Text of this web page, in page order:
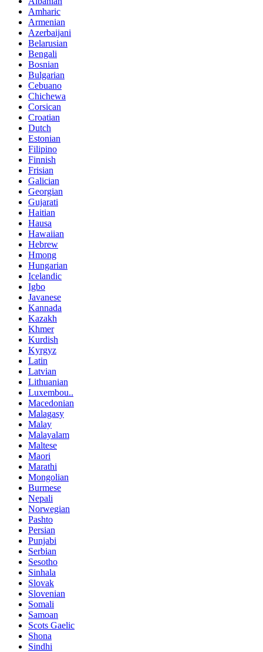
Amharic
Armenian
Azerbaijani
Belarusian
Bengali
Bosnian
Bulgarian
Cebuano
Chichewa
Corsican
Croatian
Dutch
Estonian
Filipino
Finnish
Frisian
Galician
Georgian
Gujarati
Haitian
Hausa
Hawaiian
Hebrew
Hmong
Hungarian
Icelandic
Igbo
Javanese
Kannada
Kazakh
Khmer
Kurdish
Kyrgyz
Latin
Latvian
Lithuanian
Luxembou..
Macedonian
Malagasy
Malay
Malayalam
Maltese
Maori
Marathi
Mongolian
Burmese
Nepali
Norwegian
Pashto
Persian
Punjabi
Serbian
Sesotho
Sinhala
Slovak
Slovenian
Somali
Samoan
Scots Gaelic
Shona
Sindhi